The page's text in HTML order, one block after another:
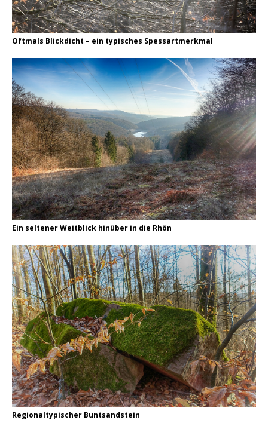
Oftmals Blickdicht – ein typisches Spessartmerkmal
Ein seltener Weitblick hinüber in die Rhön
Regionaltypischer Buntsandstein